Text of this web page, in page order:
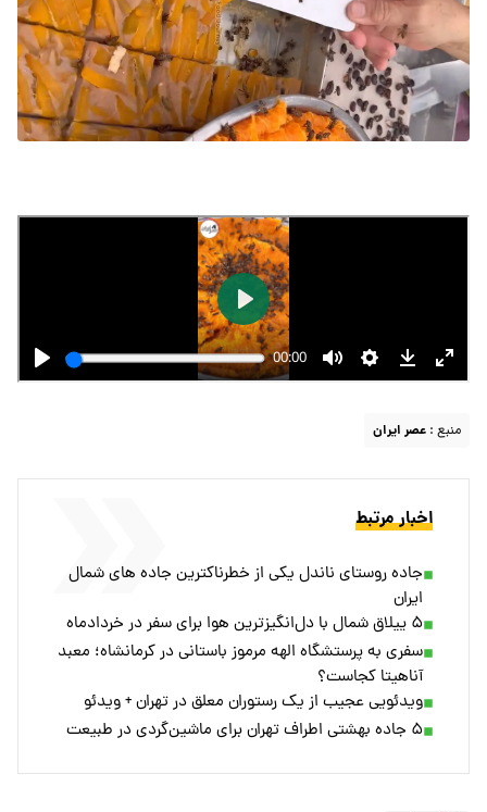
منبع : عصر ایران
اخبار مرتبط
جاده روستای ناندل یکی از خطرناکترین جاده های شمال
ایران
۵ ییلاق شمال با دل‌انگیزترین هوا برای سفر در خردادماه
سفری به پرستشگاه الهه مرموز باستانی در کرمانشاه؛ معبد
آناهیتا کجاست؟
ویدئویی عجیب از یک رستوران معلق در تهران + ویدئو
۵ جاده بهشتی اطراف تهران برای ماشین‌گردی در طبیعت